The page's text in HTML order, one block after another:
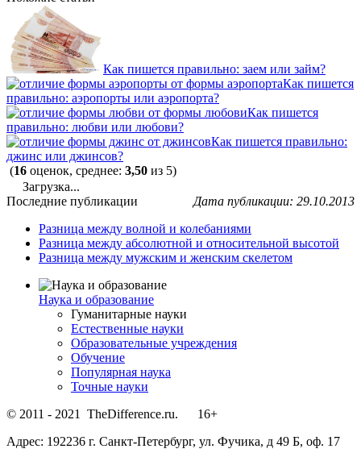
Как пишется правильно: заем или займ?
Как пишется
правильно: аэропорты или аэропорта?
Как пишется
правильно: любви или любови?
Как пишется правильно:
джинс или джинсов?
(16 оценок, среднее: 3,50 из 5)
Загрузка...
Дата публикации: 29.10.2013
Последние публикации
Разница между волной и колебаниями
Разница между абсолютной и относительной высотой
Разница между мужским и женским скелетом
Наука и образование
Гуманитарные науки
Естественные науки
Образовательные учреждения
Обучение
Популярная наука
Точные науки
© 2011 - 2021 TheDifference.ru. 16+
Адрес: 192236 г. Санкт-Петербург, ул. Фучика, д 49 Б, оф. 17